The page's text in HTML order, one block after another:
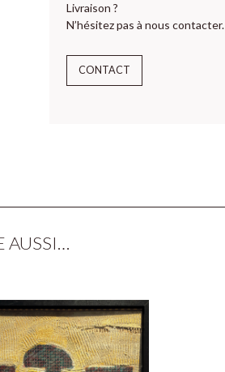
Livraison ?
N’hésitez pas à nous contacter.
CONTACT
AUSSI…